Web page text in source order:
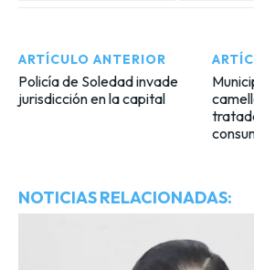
ARTÍCULO ANTERIOR
Policía de Soledad invade
jurisdicción en la capital
NOTICIAS RELACIONADAS: